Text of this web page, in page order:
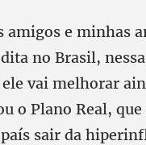
e minhas
no Brasil,
vai melhorar
o Plano Real,
sair da